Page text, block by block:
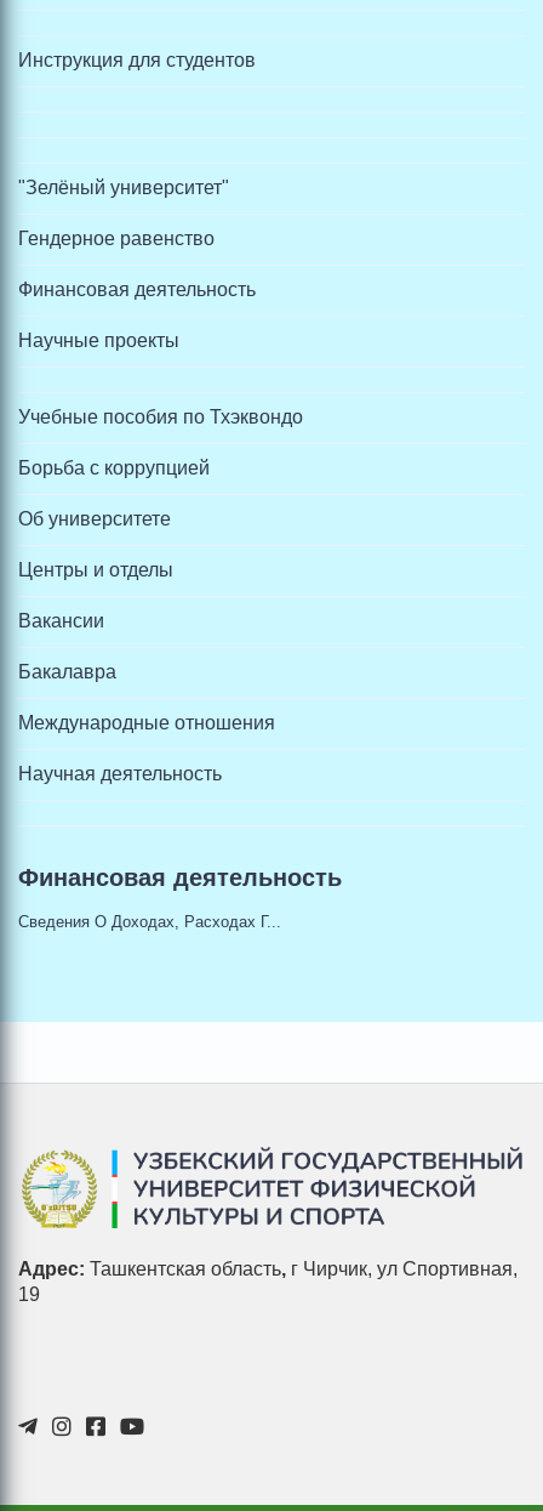
Инструкция для студентов
"Зелёный университет"
Гендерное равенство
Финансовая деятельность
Научные проекты
Учебные пособия по Тхэквондо
Борьба с коррупцией
Об университете
Центры и отделы
Вакансии
Бакалавра
Международные отношения
Научная деятельность
Финансовая деятельность
Сведения О Доходах, Расходах Г...
Адрес: Ташкентская область, г Чирчик, ул Спортивная,
19